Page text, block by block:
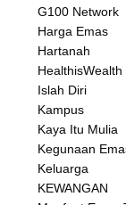
G100 Network
Harga Emas
Hartanah
HealthisWealth
Islah Diri
Kampus
Kaya Itu Mulia
Kegunaan
Keluarga
KEWANGAN